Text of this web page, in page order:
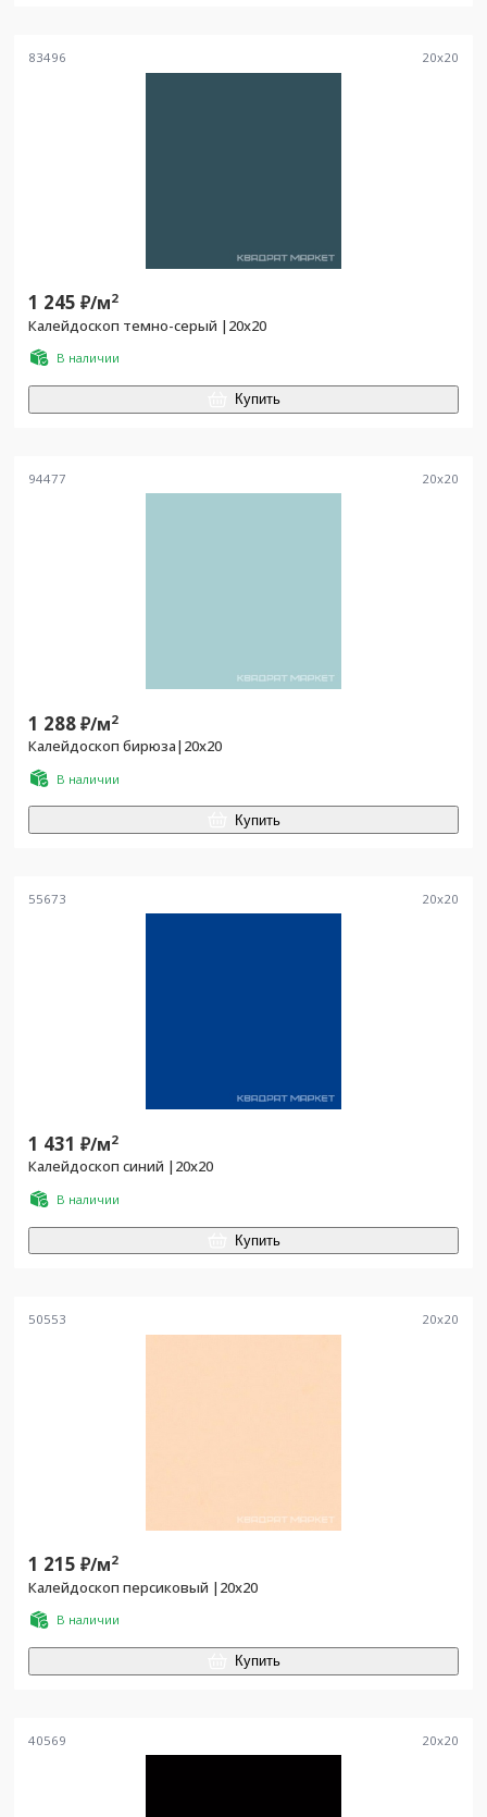
83496 20x20
1 245 ₽/м2
Калейдоскоп темно-серый |20x20
В наличии
Купить
94477 20x20
1 288₽/м2
Калейдоскоп бирюза|20x20
В наличии
Купить
55673 20x20
1 431 ₽/м2
Калейдоскоп синий |20x20
В наличии
Купить
50553 20x20
1 215 ₽/м2
Калейдоскоп персиковый |20x20
В наличии
Купить
40569 20x20